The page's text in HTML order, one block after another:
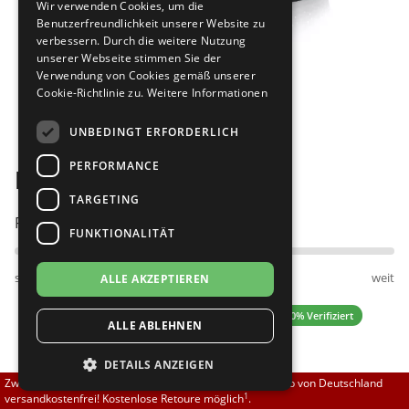
Brautschuhe
Sneaker
Übergrößen 43-44
Flexerinas
Merlet
Nueva Epoca
RayRose
Rummos
Rumpf
SoDanca
TopTanz
Bilder
Diamant 189-234-155
Passt am besten bei Fußweite:
schmal normal weit
5.00 (4 Bewertungen) ✓ 100% Verifiziert
129,00 EUR
Zwischen 70,00 EUR und 800,00 EUR liefern wir innerhalb von Deutschland
versandkostenfrei! Kostenlose Retoure möglich1.
Wir verwenden Cookies, um die
Benutzerfreundlichkeit unserer Website zu
verbessern. Durch die weitere Nutzung
unserer Webseite stimmen Sie der
Verwendung von Cookies gemäß unserer
Cookie-Richtlinie zu. Weitere Informationen
UNBEDINGT ERFORDERLICH
PERFORMANCE
TARGETING
FUNKTIONALITÄT
ALLE AKZEPTIEREN
ALLE ABLEHNEN
DETAILS ANZEIGEN